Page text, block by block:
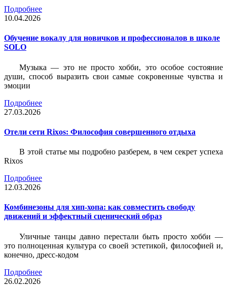
Подробнее
10.04.2026
Обучение вокалу для новичков и профессионалов в школе
SOLO
Музыка — это не просто хобби, это особое состояние
души, способ выразить свои самые сокровенные чувства и
эмоции
Подробнее
27.03.2026
Отели сети Rixos: Философия совершенного отдыха
В этой статье мы подробно разберем, в чем секрет успеха
Rixos
Подробнее
12.03.2026
Комбинезоны для хип-хопа: как совместить свободу
движений и эффектный сценический образ
Уличные танцы давно перестали быть просто хобби —
это полноценная культура со своей эстетикой, философией и,
конечно, дресс-кодом
Подробнее
26.02.2026